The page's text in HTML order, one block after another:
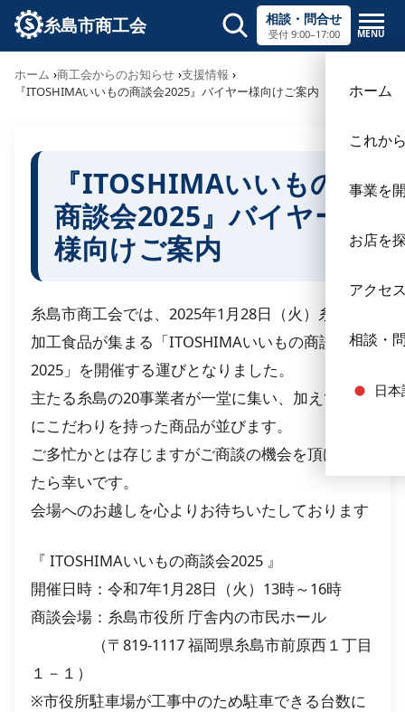
糸島市商工会 相談・問合せ
受付 9:00–17:00 MENU
サイト内検索
ホーム
これか
事業を
お店を
アクセ
相談・
日
ホーム 商工会からのお知らせ 支援情報
『ITOSHIMAいいもの商談会2025』バイヤー様向けご案内
『ITOSHIMAいいもの
商談会2025』バイヤー
様向けご案内
糸島市商工会では、2025年1月28日（火）糸島の
加工食品が集まる「ITOSHIMAいいもの商談会
2025」を開催する運びとなりました。
主たる糸島の20事業者が一堂に集い、加えて糸島
にこだわりを持った商品が並びます。
ご多忙かとは存じますがご商談の機会を頂けまし
たら幸いです。
会場へのお越しを心よりお待ちいたしております
『 ITOSHIMAいいもの商談会2025 』
開催日時：令和7年1月28日（火）13時～16時
商談会場：糸島市役所 庁舎内の市民ホール
（〒819-1117 福岡県糸島市前原西１丁目
１－１）
※市役所駐車場が工事中のため駐車できる台数に